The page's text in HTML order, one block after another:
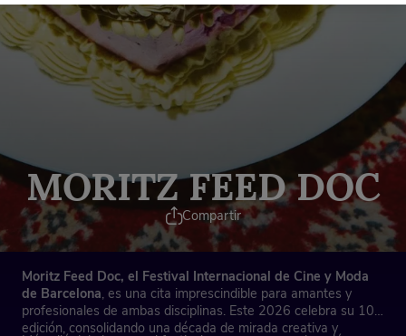
MORITZ FEED DOC
Compartir
Moritz Feed Doc, el Festival Internacional de Cine y Moda
de Barcelona, es una cita imprescindible para amantes y
profesionales de ambas disciplinas. Este 2026 celebra su 10ª
edición, consolidando una década de mirada creativa y